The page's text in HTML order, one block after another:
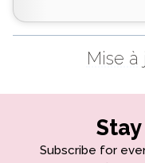
Mise à
Subscribe for